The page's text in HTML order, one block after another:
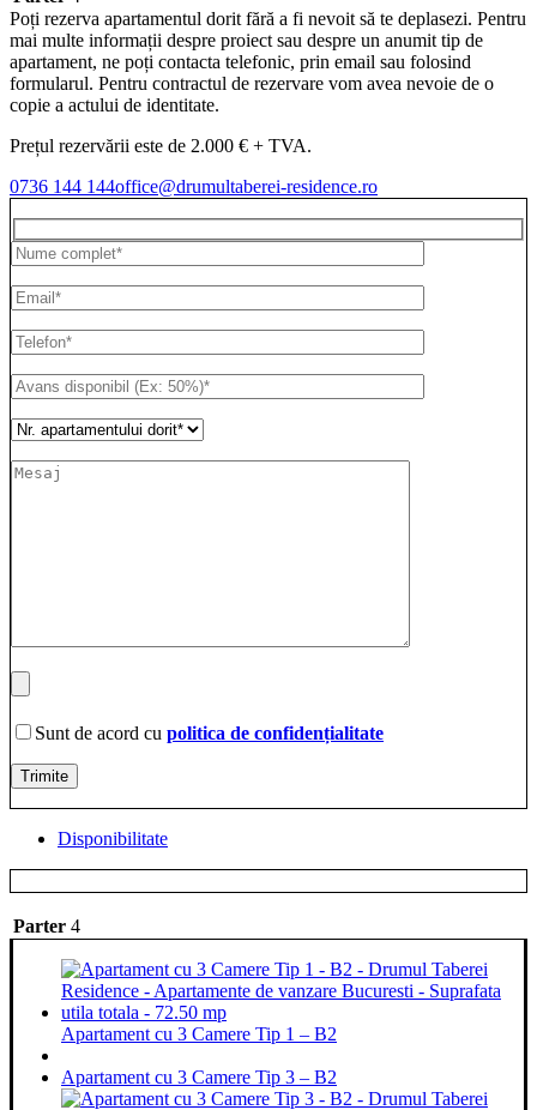
Poți rezerva apartamentul dorit fără a fi nevoit să te deplasezi. Pentru
mai multe informații despre proiect sau despre un anumit tip de
apartament, ne poți contacta telefonic, prin email sau folosind
formularul. Pentru contractul de rezervare vom avea nevoie de o
copie a actului de identitate.
Prețul rezervării este de 2.000 € + TVA.
0736 144 144office@drumultaberei-residence.ro
Sunt de acord cu politica de confidențialitate
Disponibilitate
Parter 4
Apartament cu 3 Camere Tip 1 – B2
Apartament cu 3 Camere Tip 3 – B2